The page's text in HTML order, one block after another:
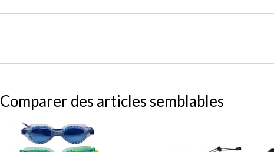
Comparer des articles semblables